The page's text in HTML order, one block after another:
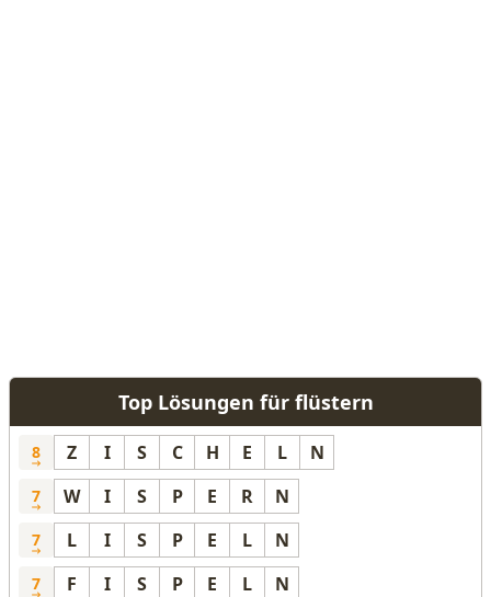
Top Lösungen für flüstern
8 Z I S C H E L N
7 W I S P E R N
7 L I S P E L N
7 F I S P E L N